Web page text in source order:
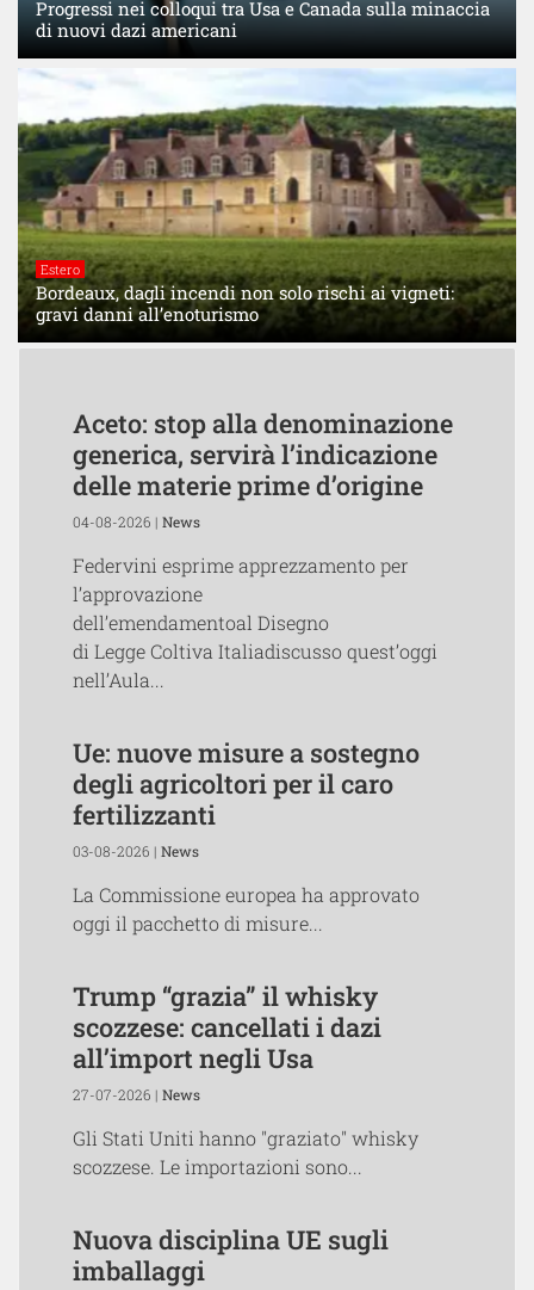
Progressi nei colloqui tra Usa e Canada sulla minaccia
di nuovi dazi americani
Estero
Bordeaux, dagli incendi non solo rischi ai vigneti:
gravi danni all’enoturismo
Aceto: stop alla denominazione
generica, servirà l’indicazione
delle materie prime d’origine
04-08-2026 | News
Federvini esprime apprezzamento per
l’approvazione
dell’emendamentoal Disegno
di Legge Coltiva Italiadiscusso quest’oggi
nell’Aula...
Ue: nuove misure a sostegno
degli agricoltori per il caro
fertilizzanti
03-08-2026 | News
La Commissione europea ha approvato
oggi il pacchetto di misure...
Trump “grazia” il whisky
scozzese: cancellati i dazi
all’import negli Usa
27-07-2026 | News
Gli Stati Uniti hanno "graziato" whisky
scozzese. Le importazioni sono...
Nuova disciplina UE sugli
imballaggi